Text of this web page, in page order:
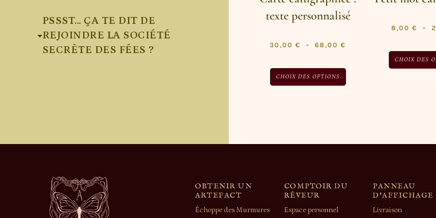
PSSST... ÇA TE DIT DE
REJOINDRE LA SOCIÉTÉ
SECRÈTE DES FÉES ?
texte personnalisé
30,00€ – 68,00€
CHOIX DES OPTIONS
8,00€ –
CHOIX DES
OBTENIR UN
ARTEFACT
Échoppe des Murmures
COMPTOIR DU
RÊVEUR
Espace personnel
PANNEAU
D'AFFICHAGE
Livraison